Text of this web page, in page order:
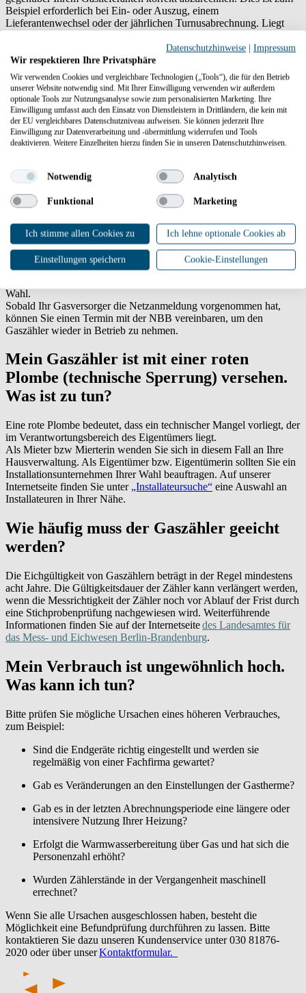
Beispiel erforderlich bei Ein- oder Auszug, einem
Lieferantenwechsel oder der jährlichen Turnusabrechnung. Liegt
Was bedeuten Brennwert und
Zustandszahl (Z-Zahl)?
Da Erdgas ein Naturprodukt ist, kann sein Energiegehalt
schwanken. DerBrennwertin kWh/m³ gibt an, wie viel Wärme bei
der Verbrennung des Gases freigesetzt wird.
Gasvolumen, wie Temperatur sowie Luft- und Gasdruck.
Mein Gaszähler ist mit einer oder zwei
gelben Plomben versehen (Anschluss
gesperrt). Was ist zu tun?
Wenn Sie eine Wohnung übernommen haben und der Gaszähler
Wahl.
Sobald Ihr Gasversorger die Netzanmeldung vorgenommen hat,
können Sie einen Termin mit der NBB vereinbaren, um den
Gaszähler wieder in Betrieb zu nehmen.
Mein Gaszähler ist mit einer roten
Plombe (technische Sperrung) versehen.
Was ist zu tun?
Eine rote Plombe bedeutet, dass ein technischer Mangel vorliegt, der
im Verantwortungsbereich des Eigentümers liegt.
Als Mieter bzw Mierterin wenden Sie sich in diesem Fall an Ihre
Hausverwaltung. Als Eigentümer bzw. Eigentümerin sollten Sie ein
Installationsunternehmen Ihrer Wahl beauftragen. Auf unserer
Internetseite finden Sie unter „Installateursuche“ eine Auswahl an
Installateuren in Ihrer Nähe.
Wie häufig muss der Gaszähler geeicht
werden?
Die Eichgültigkeit von Gaszählern beträgt in der Regel mindestens
acht Jahre. Die Gültigkeitsdauer der Zähler kann verlängert werden,
wenn die Messrichtigkeit der Zähler noch vor Ablauf der Frist durch
eine Stichprobenprüfung nachgewiesen wird. Weiterführende
Informationen finden Sie auf der Internetseitedes Landesamtes für
das Mess- und Eichwesen Berlin-Brandenburg.
Mein Verbrauch ist ungewöhnlich hoch.
Was kann ich tun?
Bitte prüfen Sie mögliche Ursachen eines höheren Verbrauches,
zum Beispiel:
Sind die Endgeräte richtig eingestellt und werden sie
regelmäßig von einer Fachfirma gewartet?
Gab es Veränderungen an den Einstellungen der Gastherme?
Gab es in der letzten Abrechnungsperiode eine längere oder
intensivere Nutzung Ihrer Heizung?
Erfolgt die Warmwasserbereitung über Gas und hat sich die
Personenzahl erhöht?
Wurden Zählerstände in der Vergangenheit maschinell
errechnet?
Wenn Sie alle Ursachen ausgeschlossen haben, besteht die
Möglichkeit eine Befundprüfung durchführen zu lassen. Bitte
kontaktieren Sie dazu unseren Kundenservice unter 030 81876-
2020 oder über unserKontaktformular.
Datenschutzhinweise | Impressum
Wir respektieren Ihre Privatsphäre
Wir verwenden Cookies und vergleichbare Technologien („Tools“), die für den Betrieb
unserer Website notwendig sind. Mit Ihrer Einwilligung verwenden wir außerdem
optionale Tools zur Nutzungsanalyse sowie zum personalisierten Marketing. Ihre
Einwilligung umfasst auch den Einsatz von Dienstleistern in Drittländern, die kein mit
der EU vergleichbares Datenschutzniveau aufweisen. Sie können jederzeit Ihre
Einwilligung zur Datenverarbeitung und -übermittlung widerrufen und Tools
deaktivieren. Weitere Einzelheiten hierzu finden Sie in unseren Datenschutzhinweisen.
Notwendig Analytisch
Funktional Marketing
Ich stimme allen Cookies zu Ich lehne optionale Cookies ab
Einstellungen speichern Cookie-Einstellungen